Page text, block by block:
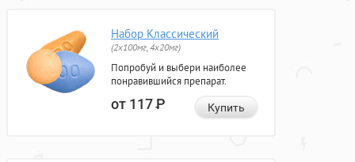
Набор Классический
(2x100мг, 4x20мг)
Попробуй и выбери наиболее
понравившийся препарат.
от 117Р Купить